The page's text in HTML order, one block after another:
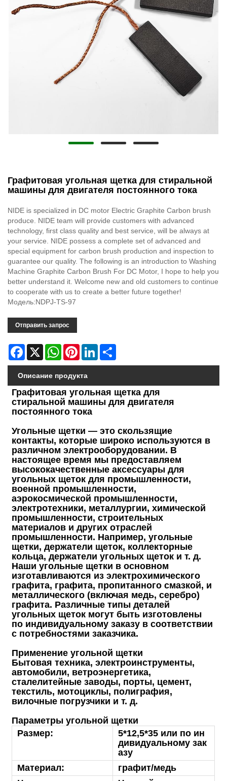
Графитовая угольная щетка для стиральной
машины для двигателя постоянного тока
NIDE is specialized in DC motor Electric Graphite Carbon brush
produce. NIDE team will provide customers with advanced
technology, first class quality and best service, will be always at
your service. NIDE possess a complete set of advanced and
special equipment for carbon brush production and inspection to
guarantee our quality. The following is an introduction to Washing
Machine Graphite Carbon Brush For DC Motor, I hope to help you
better understand it. Welcome new and old customers to continue
to cooperate with us to create a better future together!
Модель:NDPJ-TS-97
Отправить запрос
Facebook
X WhatsAppPinterestLinkedIn
Описание продукта
Графитовая угольная щетка для
стиральной машины для двигателя
постоянного тока
Угольные щетки — это скользящие
контакты, которые широко используются в
различном электрооборудовании. В
настоящее время мы предоставляем
высококачественные аксессуары для
угольных щеток для промышленности,
военной промышленности,
аэрокосмической промышленности,
электротехники, металлургии, химической
промышленности, строительных
материалов и других отраслей
промышленности. Например, угольные
щетки, держатели щеток, коллекторные
кольца, держатели угольных щеток и т. д.
Наши угольные щетки в основном
изготавливаются из электрохимического
графита, графита, пропитанного смазкой, и
металлического (включая медь, серебро)
графита. Различные типы деталей
угольных щеток могут быть изготовлены
по индивидуальному заказу в соответствии
с потребностями заказчика.
Применение угольной щетки
Бытовая техника, электроинструменты,
автомобили, ветроэнергетика,
сталелитейные заводы, порты, цемент,
текстиль, мотоциклы, полиграфия,
вилочные погрузчики и т. д.
Параметры угольной щетки
Размер:
5*12,5*35 или по ин
дивидуальному зак
азу
Материал:
графит/медь